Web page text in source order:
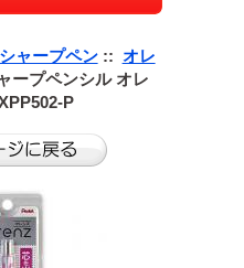
シャープペン:: オレ
ープペンシル オレ
P